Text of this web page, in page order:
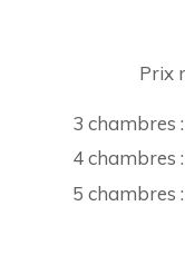
Prix
3 chambres :
4 chambres :
5 chambres :